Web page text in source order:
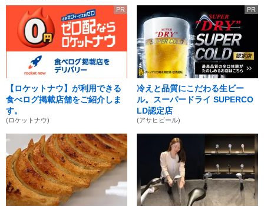
PR
【ロケットナウ】が利用できる
食べログ掲載店舗をご紹介しま
す。
(ロケットナウ)
PR
冷えと品質にこだわる生ビー
ル。スーパードライ SUPERCO
LD認定店
(アサヒビール)